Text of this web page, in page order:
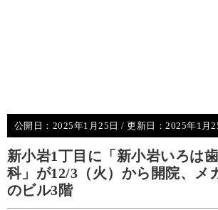
公開日： 2025年1月25日 / 更新日：2025年1月
新小岩1丁目に「新小岩いろは
科」が12/3（火）から開院、メ
のビル3階